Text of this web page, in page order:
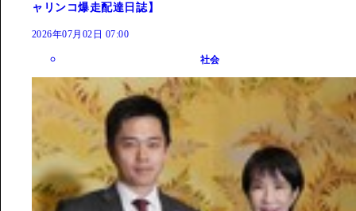
ャリンコ爆走配達日誌】
2026年07月02日 07:00
社会